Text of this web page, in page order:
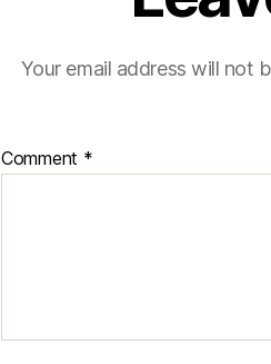
Your email address will not
Comment *